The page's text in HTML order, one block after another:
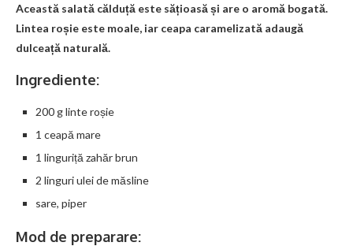
Această salată călduță este sățioasă și are o aromă bogată.
Lintea roșie este moale, iar ceapa caramelizată adaugă
dulceață naturală.
Ingrediente:
200 g linte roșie
1 ceapă mare
1 linguriță zahăr brun
2 linguri ulei de măsline
sare, piper
Mod de preparare: